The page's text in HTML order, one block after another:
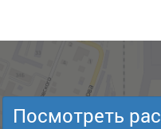
Посмотреть